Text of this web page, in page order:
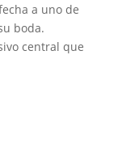
a uno de
boda.
central que